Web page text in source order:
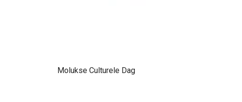
Molukse Culturele Dag